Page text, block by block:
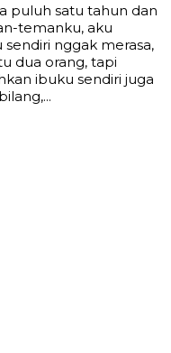
puluh satu tahun dan
temanku, aku
nggak merasa,
dua orang, tapi
ibuku sendiri juga